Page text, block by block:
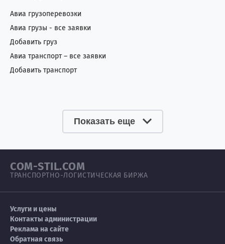
Авиа грузоперевозки
Авиа грузы - все заявки
Добавить груз
Авиа транспорт – все заявки
Добавить транспорт
Показать еще
COM-STIL.COM
ТРАНСПОРТНО-ЛОГИСТИЧЕСКАЯ БИРЖА
Услуги и цены
Контакты администрации
Реклама на сайте
Обратная связь